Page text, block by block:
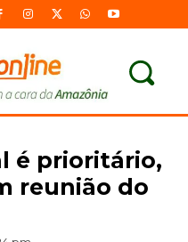
é prioritário,
reunião do